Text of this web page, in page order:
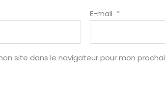
E-mail *
site dans le navigateur pour mon